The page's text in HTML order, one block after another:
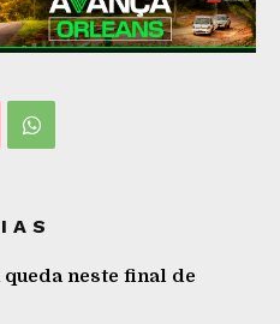
neste final de